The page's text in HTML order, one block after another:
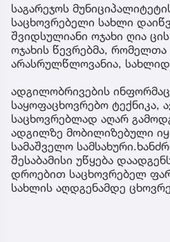
საგარეჯოს
საცხოვრებელი სახლი
შვიდსულიანი ოჯახი ღია
ოჯახის წევრებმა,
არასრულწლოვანია,
ადგილობრივების
საყოფაცხოვრებო ტექნიკა,
საცხოვრებლად აღარ
ადგილზე მობილიზებული
სამაშველო
შესაბამისი უწყება
დროებით საცხოვრებელ
სახლის აღდგენამდე